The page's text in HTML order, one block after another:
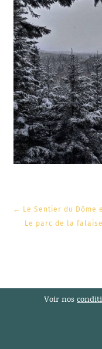
←
Le Sentier du Dôme
Le parc de la
Voir nos